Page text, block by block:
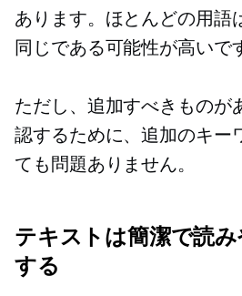
あります。ほとんどの用語
同じである可能性が高いで
ただし、追加すべきものが
認するために、追加のキー
ても問題ありません。
テキストは簡潔で読
する